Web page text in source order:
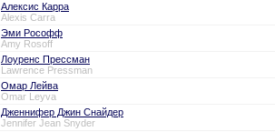
Алексис Карра
Alexis Carra
Эми Рософф
Amy Rosoff
Лоуренс Прессман
Lawrence Pressman
Омар Лейва
Omar Leyva
Дженнифер Джин Снайдер
Jennifer Jean Snyder